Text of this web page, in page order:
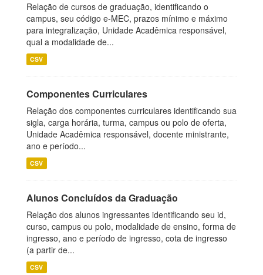
Relação de cursos de graduação, identificando o
campus, seu código e-MEC, prazos mínimo e máximo
para integralização, Unidade Acadêmica responsável,
qual a modalidade de...
CSV
Componentes Curriculares
Relação dos componentes curriculares identificando sua
sigla, carga horária, turma, campus ou polo de oferta,
Unidade Acadêmica responsável, docente ministrante,
ano e período...
CSV
Alunos Concluídos da Graduação
Relação dos alunos ingressantes identificando seu id,
curso, campus ou polo, modalidade de ensino, forma de
ingresso, ano e período de ingresso, cota de ingresso
(a partir de...
CSV